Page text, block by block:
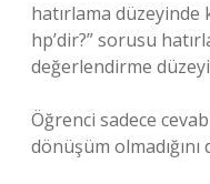
hatırlama düzeyinde
hp’dir?” sorusu
değerlendirme
Öğrenci sadece
dönüşüm